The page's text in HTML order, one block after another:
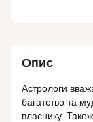
Опис
Астрологи
багатство та
власнику.